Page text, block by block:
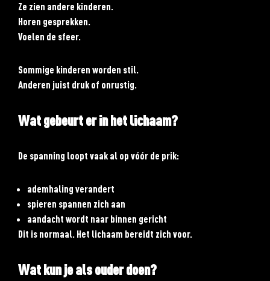
Ze zien andere kinderen.
Horen gesprekken.
Voelen de sfeer.
Sommige kinderen worden stil.
Anderen juist druk of onrustig.
Wat gebeurt er in het lichaam?
De spanning loopt vaak al op vóór de prik:
ademhaling verandert
spieren spannen zich aan
aandacht wordt naar binnen gericht
Dit is normaal. Het lichaam bereidt zich voor.
Wat kun je als ouder doen?